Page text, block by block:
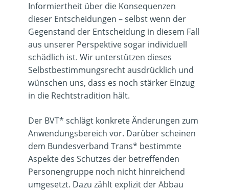
Informiertheit über die Konsequenzen
dieser Entscheidungen – selbst wenn der
Gegenstand der Entscheidung in diesem Fall
aus unserer Perspektive sogar individuell
schädlich ist. Wir unterstützen dieses
Selbstbestimmungsrecht ausdrücklich und
wünschen uns, dass es noch stärker Einzug
in die Rechtstradition hält.
Der BVT* schlägt konkrete Änderungen zum
Anwendungsbereich vor. Darüber scheinen
dem Bundesverband Trans* bestimmte
Aspekte des Schutzes der betreffenden
Personengruppe noch nicht hinreichend
umgesetzt. Dazu zählt explizit der Abbau